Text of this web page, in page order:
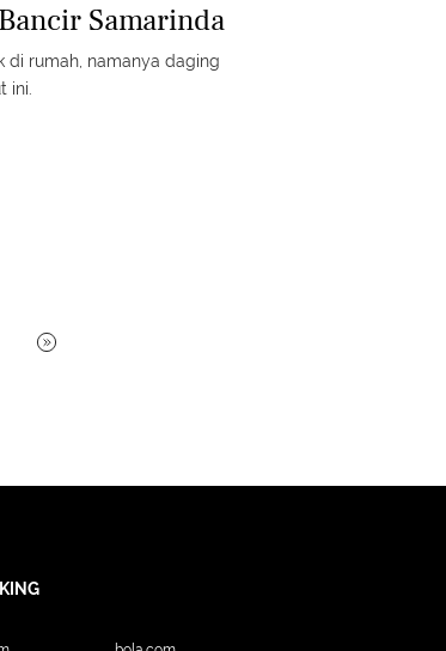
Samarinda
di rumah, namanya daging
ini.